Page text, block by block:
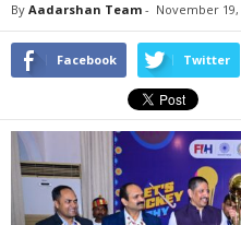
By Aadarshan Team - November 19,
Facebook Twitter